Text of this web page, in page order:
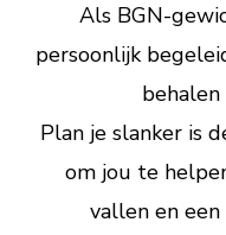
Als BGN-
persoonlijk
Plan je slanker is
om jou te
vallen en